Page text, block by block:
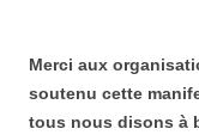
Merci aux
soutenu cette
tous nous disons à